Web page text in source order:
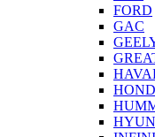
FORD
GAC